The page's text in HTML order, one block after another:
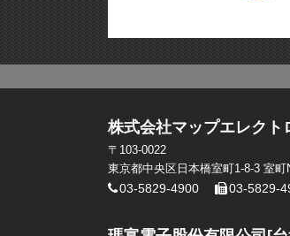
株式会社マップエレクト
〒103-0022
東京都中央区日本橋室町1-8-3 室町
03-5829-4900 03-5829-